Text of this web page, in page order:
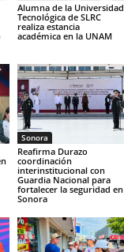
Alumna de la Universidad
Tecnológica de SLRC
realiza estancia
académica en la UNAM
Sonora
Reafirma Durazo
coordinación
interinstitucional con
Guardia Nacional para
fortalecer la seguridad en
Sonora